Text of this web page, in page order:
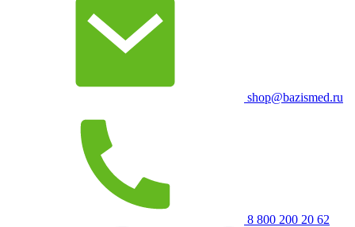
shop@bazismed.ru
8 800 200 20 62